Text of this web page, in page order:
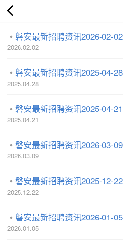
磐安最新招聘资讯2026-02-02
2026.02.02
磐安最新招聘资讯2025-04-28
2025.04.28
磐安最新招聘资讯2025-04-21
2025.04.21
磐安最新招聘资讯2026-03-09
2026.03.09
磐安最新招聘资讯2025-12-22
2025.12.22
磐安最新招聘资讯2026-01-05
2026.01.05